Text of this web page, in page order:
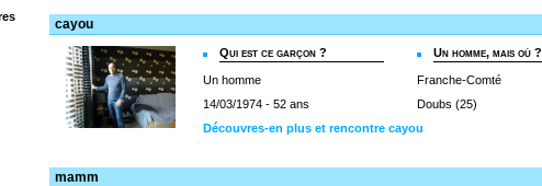
cayou
Qui est ce garçon ?
Un homme
14/03/1974 - 52 ans
Un homme, mais où ?
Franche-Comté
Doubs (25)
Découvres-en plus et rencontre cayou
mamm